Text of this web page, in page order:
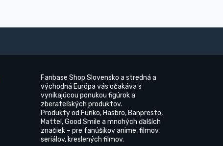
Fanbase Shop Slovensko a stredná a
východná Európa vás očakáva s
vynikajúcou ponukou figúrok a
zberateľských produktov.
Produkty od Funko, Hasbro, Banpresto,
Mattel, Good Smile a mnohých ďalších
značiek – pre fanúšikov anime, filmov,
seriálov, kreslených filmov.